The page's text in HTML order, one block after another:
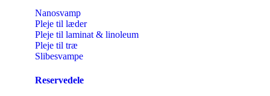
Nanosvamp
Pleje til læder
Pleje til laminat & linoleum
Pleje til træ
Slibesvampe
Reservedele